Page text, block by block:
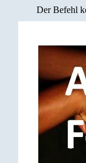
Der Befehl